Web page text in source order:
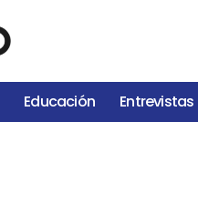
Educación Entrevistas